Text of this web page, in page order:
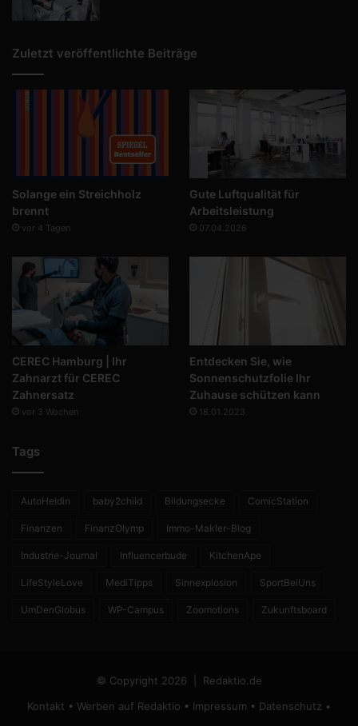
Zuletzt veröffentlichte Beiträge
Solange ein Streichholz
brennt
vor 4 Tagen
Gute Luftqualität für
Arbeitsleistung
07.04.2026
CEREC Hamburg | Ihr
Zahnarzt für CEREC
Zahnersatz
vor 3 Wochen
Entdecken Sie, wie
Sonnenschutzfolie Ihr
Zuhause schützen kann
18.01.2023
Tags
AutoHeldin baby2child Bildungsecke ComicStation
Finanzen FinanzOlymp Immo-Makler-Blog
Industrie-Journal Influencerbude KitchenApe
LifeStyleLove MediTipps Sinnexplosion SportBeiUns
UmDenGlobus WP-Campus Zoomotions Zukunftsboard
© Copyright 2026 | Redaktio.de
Kontakt • Werben auf Redaktio • Impressum • Datenschutz •